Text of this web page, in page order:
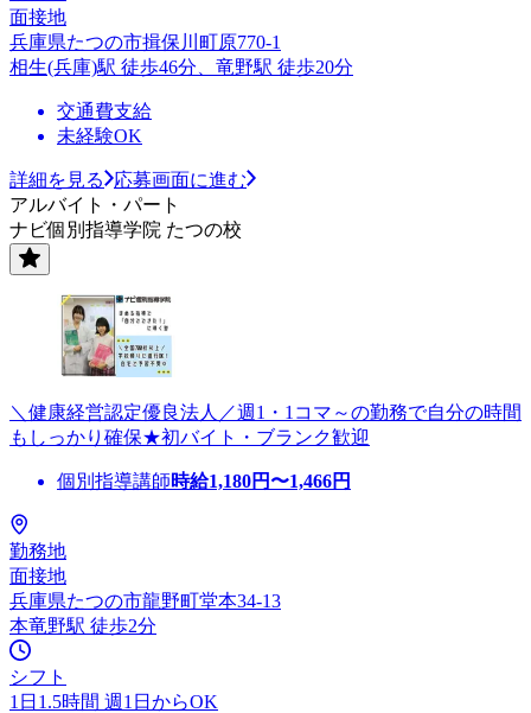
面接地
兵庫県たつの市揖保川町原770-1
相生(兵庫)駅 徒歩46分、竜野駅 徒歩20分
交通費支給
未経験OK
詳細を見る
応募画面に進む
アルバイト・パート
ナビ個別指導学院 たつの校
＼健康経営認定優良法人／週1・1コマ～の勤務で自分の時間
もしっかり確保★初バイト・ブランク歓迎
個別指導講師時給1,180円〜1,466円
勤務地
面接地
兵庫県たつの市龍野町堂本34-13
本竜野駅 徒歩2分
シフト
1日1.5時間 週1日からOK